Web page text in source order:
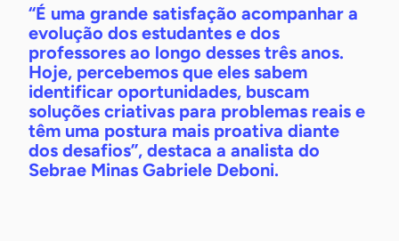
“É uma grande satisfação acompanhar a
evolução dos estudantes e dos
professores ao longo desses três anos.
Hoje, percebemos que eles sabem
identificar oportunidades, buscam
soluções criativas para problemas reais e
têm uma postura mais proativa diante
dos desafios”, destaca a analista do
Sebrae Minas Gabriele Deboni.